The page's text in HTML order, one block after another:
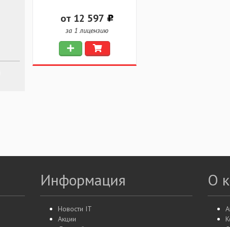
от 12 597
за 1 лицензию
Информация
Новости IT
Акции
О